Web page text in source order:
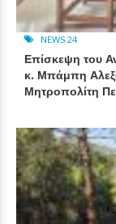
NEWS 24
Επίσκεψη του
κ. Μπάμπη
Μητροπολίτη